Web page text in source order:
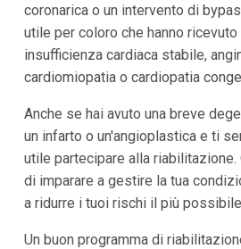
coronarica o un intervento di
utile per coloro che hanno ricevuto
insufficienza cardiaca stabile,
cardiomiopatia o cardiopatia
Anche se hai avuto una breve
un infarto o un'angioplastica e ti
utile partecipare alla
di imparare a gestire la tua
a ridurre i tuoi rischi il più
Un buon programma di